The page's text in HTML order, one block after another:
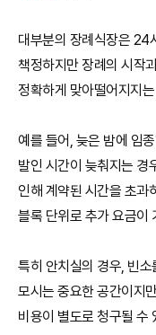
대부분의 장례식장은 24
책정하지만 장례의 시작
정확하게 맞아떨어지지
예를 들어, 늦은 밤에 임
발인 시간이 늦춰지는 경
인해 계약된 시간을 초과
블록 단위로 추가 요금이
특히 안치실의 경우, 빈
모시는 중요한 공간이지
비용이 별도로 청구될 수